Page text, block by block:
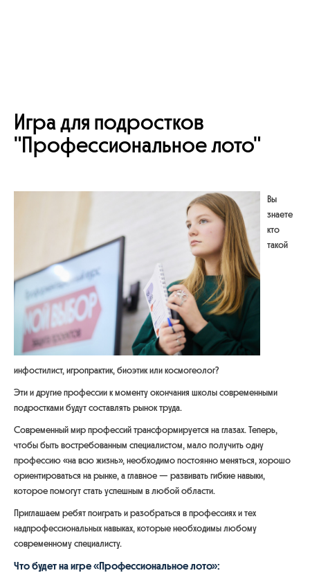
Игра для подростков
"Профессиональное лото"
Вы
знаете
кто
такой
инфостилист, игропрактик, биоэтик или космогеолог?
Эти и другие профессии к моменту окончания школы современными
подростками будут составлять рынок труда.
Современный мир профессий трансформируется на глазах. Теперь,
чтобы быть востребованным специалистом, мало получить одну
профессию «на всю жизнь», необходимо постоянно меняться, хорошо
ориентироваться на рынке, а главное — развивать гибкие навыки,
которое помогут стать успешным в любой области.
Приглашаем ребят поиграть и разобраться в профессиях и тех
надпрофессиональных навыках, которые необходимы любому
современному специалисту.
Что будет на игре «Профессиональное лото»: